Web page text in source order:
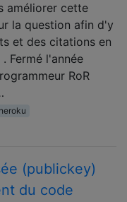
améliorer cette
la question afin d'y
et des citations en
Fermé l'année
RoR
heroku
(publickey)
du code